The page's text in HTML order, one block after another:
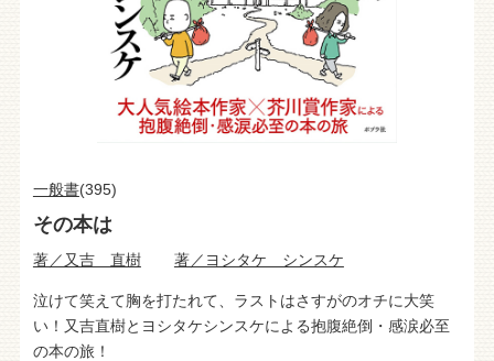
一般書(395)
その本は
著／又吉 直樹 著／ヨシタケ シンスケ
泣けて笑えて胸を打たれて、ラストはさすがのオチに大笑
い！又吉直樹とヨシタケシンスケによる抱腹絶倒・感涙必至
の本の旅！